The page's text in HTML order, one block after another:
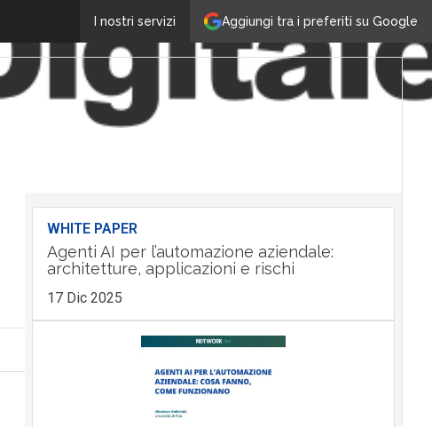
Aggiungi tra i preferiti su Google
I nostri servizi
WHITE PAPER
Agenti AI per l’automazione aziendale:
architetture, applicazioni e rischi
17 Dic 2025